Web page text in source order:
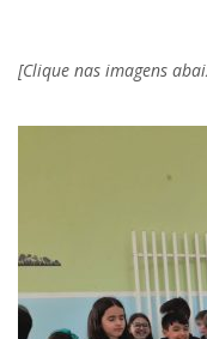
[Clique nas imagens